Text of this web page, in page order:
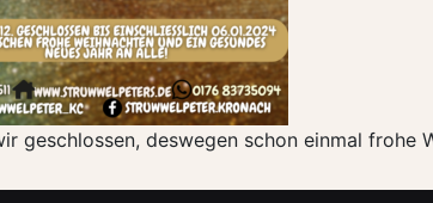
geschlossen, deswegen schon einmal frohe